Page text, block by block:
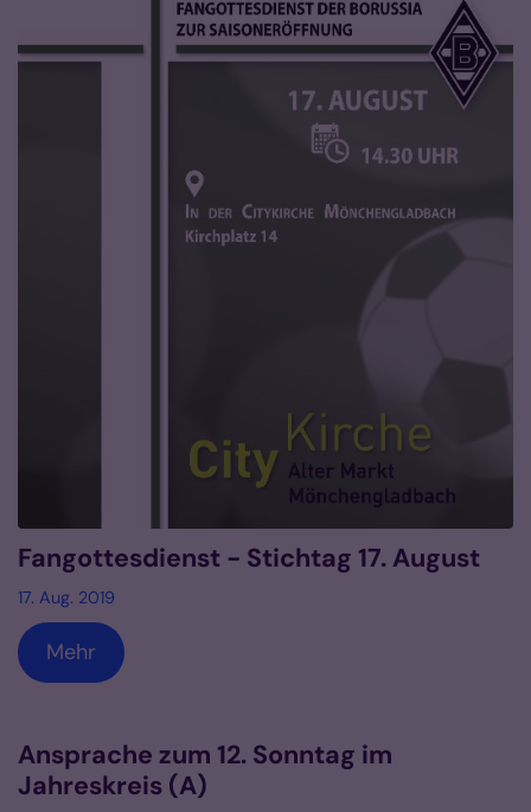
Fangottesdienst - Stichtag 17. August
17. Aug. 2019
Mehr
Ansprache zum 12. Sonntag im
Jahreskreis (A)